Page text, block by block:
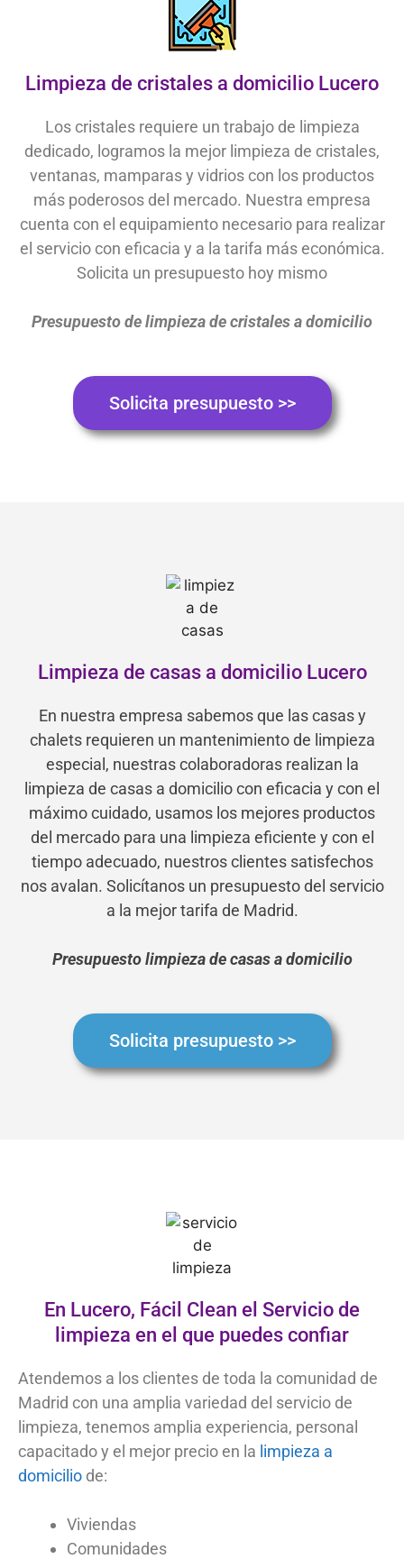
Limpieza de cristales a domicilio Lucero
Los cristales requiere un trabajo de limpieza
dedicado, logramos la mejor limpieza de cristales,
ventanas, mamparas y vidrios con los productos
más poderosos del mercado. Nuestra empresa
cuenta con el equipamiento necesario para realizar
el servicio con eficacia y a la tarifa más económica.
Solicita un presupuesto hoy mismo
Presupuesto de limpieza de cristales a domicilio
Solicita presupuesto >>
Limpieza de casas a domicilio Lucero
En nuestra empresa sabemos que las casas y
chalets requieren un mantenimiento de limpieza
especial, nuestras colaboradoras realizan la
limpieza de casas a domicilio con eficacia y con el
máximo cuidado, usamos los mejores productos
del mercado para una limpieza eficiente y con el
tiempo adecuado, nuestros clientes satisfechos
nos avalan. Solicítanos un presupuesto del servicio
a la mejor tarifa de Madrid.
Presupuesto limpieza de casas a domicilio
Solicita presupuesto >>
En Lucero, Fácil Clean el Servicio de
limpieza en el que puedes confiar
Atendemos a los clientes de toda la comunidad de
Madrid con una amplia variedad del servicio de
limpieza, tenemos amplia experiencia, personal
capacitado y el mejor precio en la limpieza a
domicilio de:
Viviendas
Comunidades